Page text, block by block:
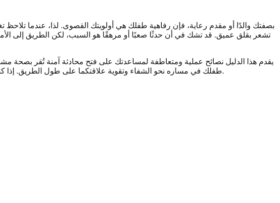
بصفتك والدًا أو مقدم رعاية، فإن رفاهية طفلك هي أولويتك القصوى. لذا، عندما
تشعر بقلق عميق. قد تشك في أن حدثًا صعبًا أو مرهقًا هو السبب، لكن الطريق إلى
يقدم هذا الدليل نصائح عملية ومتعاطفة لمساعدتك على فتح محادثة آمنة تُقر بصحة
طفلك في مساره نحو الشفاء وتقوية علاقتكما على طول الطريق..